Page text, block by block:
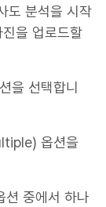
도 분석을 시작
을 업로드할
을 선택합니
옵션을
션 중에서 하나